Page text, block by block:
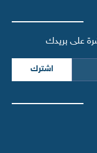
على بريدك
اشترك